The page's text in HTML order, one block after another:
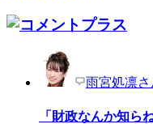
雨宮処凛
「財政なんか知ら